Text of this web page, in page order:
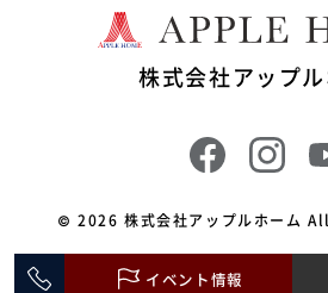
イベント情報
2023年10月
2023年9月
2023年8月
2023年5月
株式会社アップ
© 2026 株式会社アップルホーム